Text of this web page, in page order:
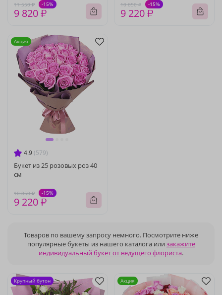
11 550 ₽ -15%
9 820 ₽
10 850 ₽ -15%
9 220 ₽
4.9 (579)
Букет из 25 розовых роз 40
см
10 850 ₽ -15%
9 220 ₽
Акция
Товаров по вашему запросу немного. Посмотрите ниже
популярные букеты из нашего каталога или закажите
индивидуальный букет от ведущего флориста.
Крупный бутон Акция